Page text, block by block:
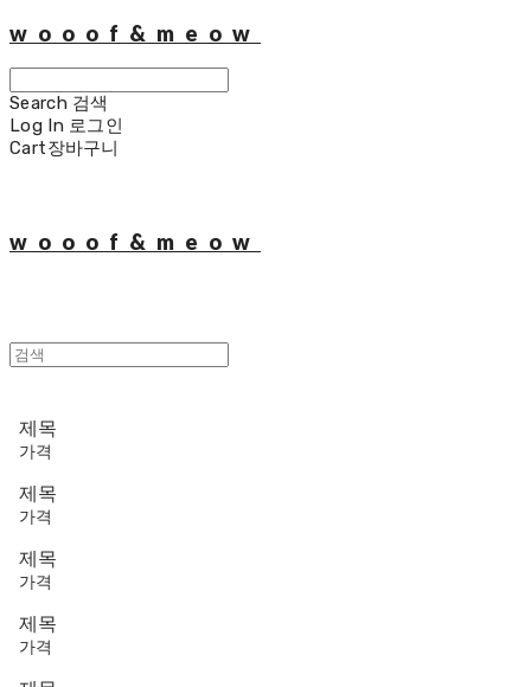
wooof&meow
Search 검색
Log In 로그인
Cart장바구니
wooof&meow
제목
가격
제목
가격
제목
가격
제목
가격